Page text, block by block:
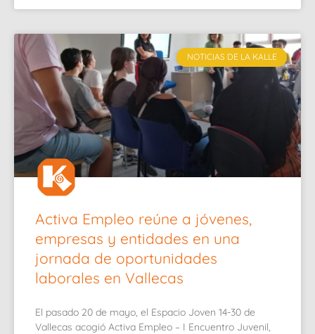
NOTICIAS DE LA KALLE
Activa Empleo reúne a jóvenes,
empresas y entidades en una
jornada de oportunidades
laborales en Vallecas
El pasado 20 de mayo, el Espacio Joven 14-30 de
Vallecas acogió Activa Empleo – I Encuentro Juvenil,